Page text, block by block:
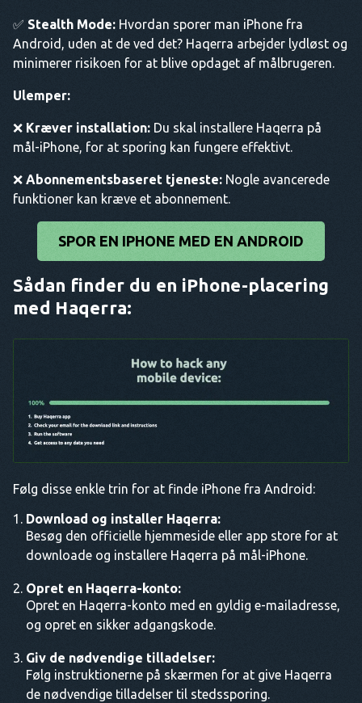
✅ Stealth Mode: Hvordan sporer man iPhone fra
Android, uden at de ved det? Haqerra arbejder lydløst og
minimerer risikoen for at blive opdaget af målbrugeren.
Ulemper:
❌ Kræver installation: Du skal installere Haqerra på
mål-iPhone, for at sporing kan fungere effektivt.
❌ Abonnementsbaseret tjeneste: Nogle avancerede
funktioner kan kræve et abonnement.
SPOR EN IPHONE MED EN ANDROID
Sådan finder du en iPhone-placering
med Haqerra:
Følg disse enkle trin for at finde iPhone fra Android:
Download og installer Haqerra:
Besøg den officielle hjemmeside eller app store for at
downloade og installere Haqerra på mål-iPhone.
Opret en Haqerra-konto:
Opret en Haqerra-konto med en gyldig e-mailadresse,
og opret en sikker adgangskode.
Giv de nødvendige tilladelser:
Følg instruktionerne på skærmen for at give Haqerra
de nødvendige tilladelser til stedssporing.